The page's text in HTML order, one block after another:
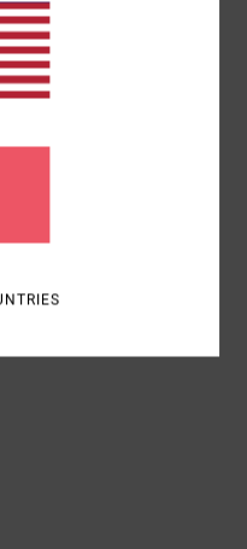
over
nylon reciclado, 20%